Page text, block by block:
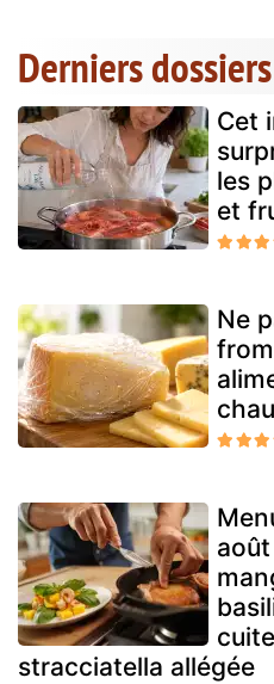
Derniers dossiers
Cet
les
et
Ne
stracciatella allégée